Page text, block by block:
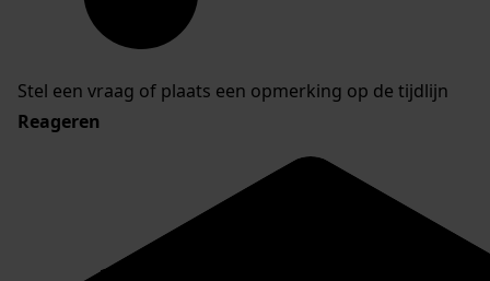
Stel een vraag of plaats een opmerking op de tijdlijn
Reageren